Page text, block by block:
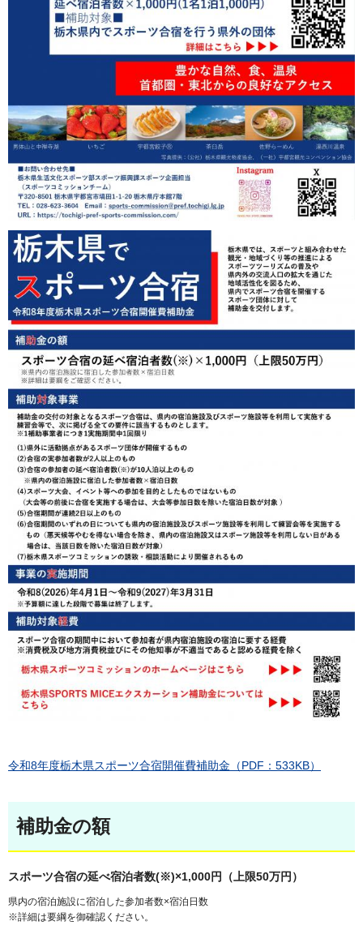
令和8年度栃木県スポーツ合宿開催費補助金（PDF：533KB）
補助金の額
スポーツ合宿の延べ宿泊者数(※)×1,000円（上限50万円）
県内の宿泊施設に宿泊した参加者数×宿泊日数
※詳細は要綱を御確認ください。